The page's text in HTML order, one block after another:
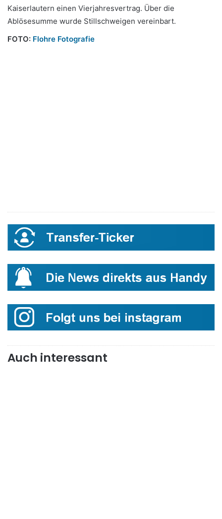
Kaiserlautern einen Vierjahresvertrag. Über die
Ablösesumme wurde Stillschweigen vereinbart.
FOTO: Flohre Fotografie
Auch interessant